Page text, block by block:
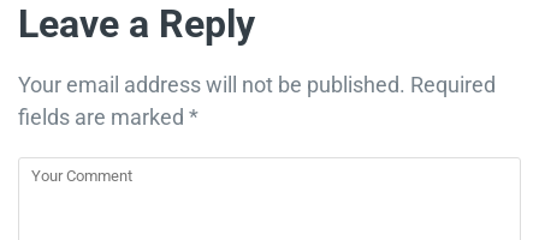
Leave a Reply
Your email address will not be published. Required
fields are marked *